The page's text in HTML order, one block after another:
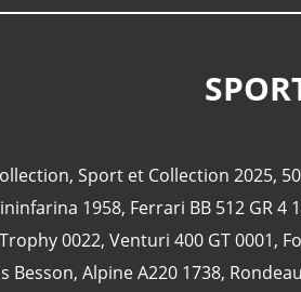
, Sport et Collection 2025,
1958, Ferrari BB 512 GR 4
0022, Venturi 400 GT 0001,
Besson, Alpine A220 1738,